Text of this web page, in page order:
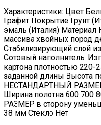
Характеристики: Цвет
Графит Покрытие Грунт
эмаль (Италия) Материал
массива хвойных пород
Стабилизирующий слой
Сотовый наполнитель.
картона плотностью
заданной длины Высота
НЕСТАНДАРТНЫЙ РАЗМЕР
Ширина полотна 600
РАЗМЕР в сторону
38 мм Стекло Нет